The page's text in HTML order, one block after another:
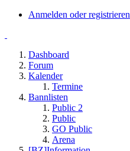
Anmelden oder registrieren
Dashboard
Forum
Kalender
Termine
Bannlisten
Public 2
Public
GO Public
Arena